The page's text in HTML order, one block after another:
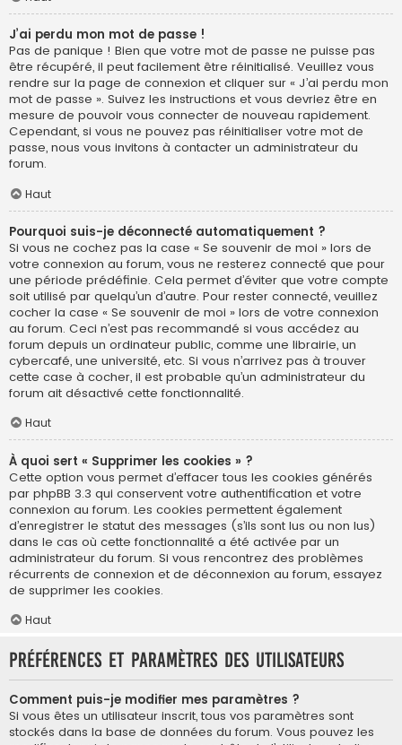
J’ai perdu mon mot de passe !
Pas de panique ! Bien que votre mot de passe ne puisse pas
être récupéré, il peut facilement être réinitialisé. Veuillez vous
rendre sur la page de connexion et cliquer sur « J’ai perdu mon
mot de passe ». Suivez les instructions et vous devriez être en
mesure de pouvoir vous connecter de nouveau rapidement.
Cependant, si vous ne pouvez pas réinitialiser votre mot de
passe, nous vous invitons à contacter un administrateur du
forum.
Haut
Pourquoi suis-je déconnecté automatiquement ?
Si vous ne cochez pas la case « Se souvenir de moi » lors de
votre connexion au forum, vous ne resterez connecté que pour
une période prédéfinie. Cela permet d’éviter que votre compte
soit utilisé par quelqu’un d’autre. Pour rester connecté, veuillez
cocher la case « Se souvenir de moi » lors de votre connexion
au forum. Ceci n’est pas recommandé si vous accédez au
forum depuis un ordinateur public, comme une librairie, un
cybercafé, une université, etc. Si vous n’arrivez pas à trouver
cette case à cocher, il est probable qu’un administrateur du
forum ait désactivé cette fonctionnalité.
Haut
À quoi sert « Supprimer les cookies » ?
Cette option vous permet d’effacer tous les cookies générés
par phpBB 3.3 qui conservent votre authentification et votre
connexion au forum. Les cookies permettent également
d’enregistrer le statut des messages (s’ils sont lus ou non lus)
dans le cas où cette fonctionnalité a été activée par un
administrateur du forum. Si vous rencontrez des problèmes
récurrents de connexion et de déconnexion au forum, essayez
de supprimer les cookies.
Haut
Préférences et paramètres des utilisateurs
Comment puis-je modifier mes paramètres ?
Si vous êtes un utilisateur inscrit, tous vos paramètres sont
stockés dans la base de données du forum. Vous pouvez les